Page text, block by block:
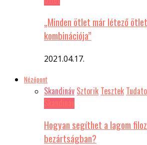
„Minden ötlet már létező
kombinációja”
2021.04.17.
Nézőpont
Skandináv Sztorik Tesztek
Hogyan segíthet a lagom
bezártságban?